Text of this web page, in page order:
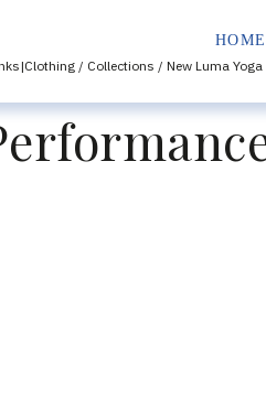
HOME
/ Collections / New Luma